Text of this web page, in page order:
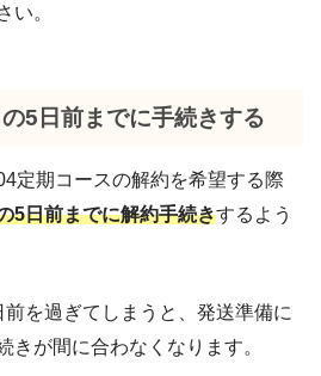
い。
5日前までに手続きする
定期コースの解約を希望する際
5日前までに解約手続きするよう
を過ぎてしまうと、発送準備に
きが間に合わなくなります。